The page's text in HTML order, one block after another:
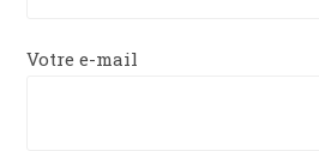
Votre e-mail